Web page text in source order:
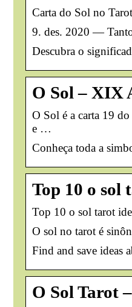
Carta do Sol no
9. des. 2020 — Tanto
Descubra o
O Sol – XIX
O Sol é a carta 19
e …
Conheça toda a
Top 10 o sol
Top 10 o sol tarot
O sol no tarot é
Find and save ideas
O Sol Tarot